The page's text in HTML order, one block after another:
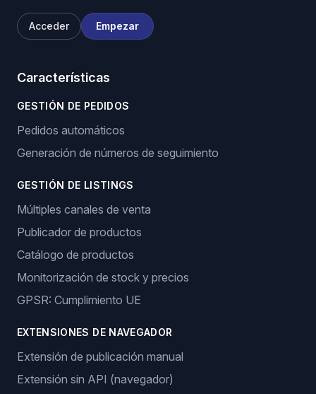
Acceder Empezar
Características
GESTIÓN DE PEDIDOS
Pedidos automáticos
Generación de números de seguimiento
GESTIÓN DE LISTINGS
Múltiples canales de venta
Publicador de productos
Catálogo de productos
Monitorización de stock y precios
GPSR: Cumplimiento UE
EXTENSIONES DE NAVEGADOR
Extensión de publicación manual
Extensión sin API (navegador)